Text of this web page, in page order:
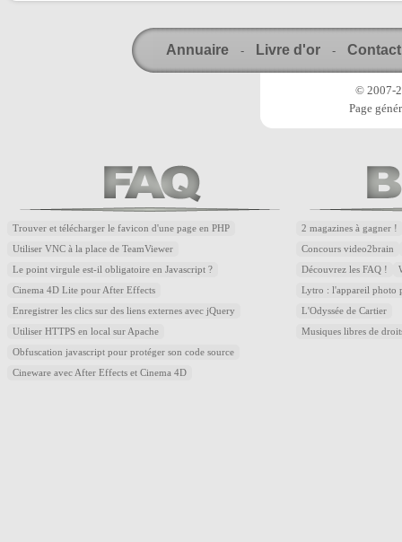
Annuaire - Livre d'or - Contact
© 2007-
Page
Trouver et télécharger le favicon d'une page en PHP
Utiliser VNC à la place de TeamViewer
Le point virgule est-il obligatoire en Javascript ?
Cinema 4D Lite pour After Effects
Enregistrer les clics sur des liens externes avec jQuery
Utiliser HTTPS en local sur Apache
Obfuscation javascript pour protéger son code source
Cineware avec After Effects et Cinema 4D
2 magazines à gagner !
Concours video2brain
Découvrez les FAQ !
Lytro : l'appareil photo
L'Odyssée de Cartier
Musiques libres de